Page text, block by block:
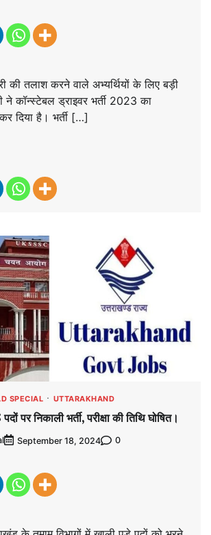
की तलाश करने वाले अभ्यर्थियों के लिए बड़ी
ने कॉन्स्टेबल ड्राइवर भर्ती 2023 का
दिया है। भर्ती […]
SPECIAL UTTARAKHAND
पर निकाली भर्ती, परीक्षा की तिथि घोषित।
September 18, 2024 0